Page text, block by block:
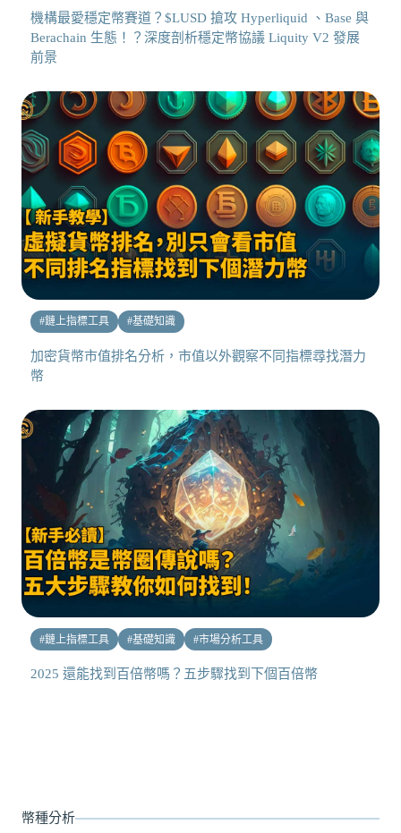
機構最愛穩定幣賽道？$LUSD 搶攻 Hyperliquid 、Base 與
Berachain 生態！？深度剖析穩定幣協議 Liquity V2 發展
前景
#鏈上指標工具 #基礎知識
加密貨幣市值排名分析，市值以外觀察不同指標尋找潛力
幣
#鏈上指標工具 #基礎知識 #市場分析工具
2025 還能找到百倍幣嗎？五步驟找到下個百倍幣
幣種分析